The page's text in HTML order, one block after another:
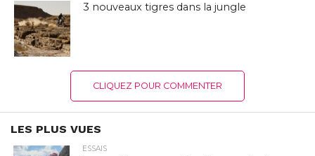
3 nouveaux tigres dans la jungle
CLIQUEZ POUR COMMENTER
LES PLUS VUES
ESSAIS